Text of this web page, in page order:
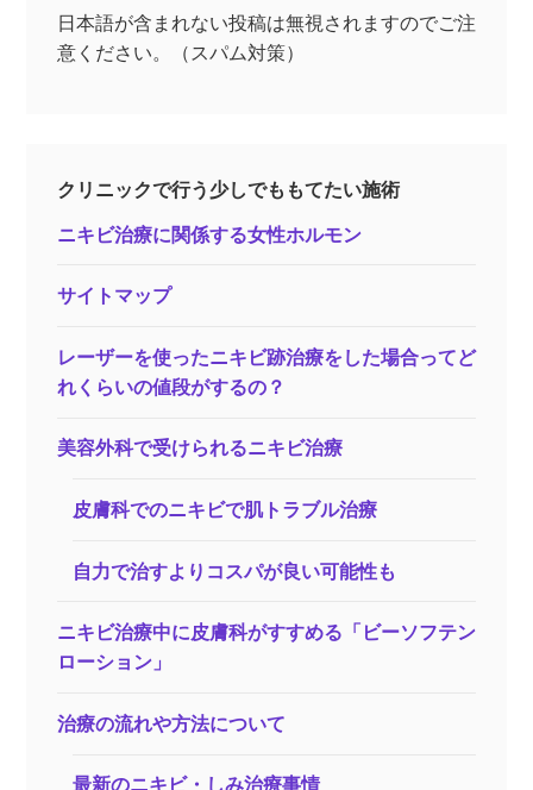
日本語が含まれない投稿は無視されますのでご注
意ください。（スパム対策）
クリニックで行う少しでももてたい施術
ニキビ治療に関係する女性ホルモン
サイトマップ
レーザーを使ったニキビ跡治療をした場合ってど
れくらいの値段がするの？
美容外科で受けられるニキビ治療
皮膚科でのニキビで肌トラブル治療
自力で治すよりコスパが良い可能性も
ニキビ治療中に皮膚科がすすめる「ビーソフテン
ローション」
治療の流れや方法について
最新のニキビ・しみ治療事情